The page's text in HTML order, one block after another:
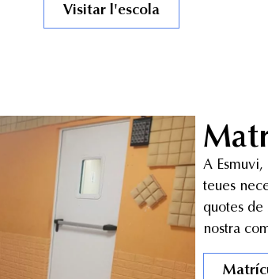
Visitar l'escola
A
teues
quotes
nostra